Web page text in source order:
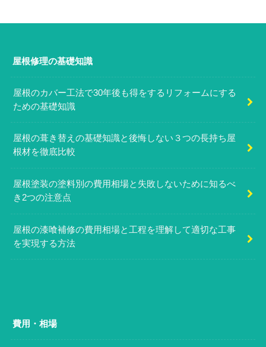
屋根修理の基礎知識
屋根のカバー工法で30年後も得をするリフォームにする
ための基礎知識
屋根の葺き替えの基礎知識と後悔しない３つの長持ち屋
根材を徹底比較
屋根塗装の塗料別の費用相場と失敗しないために知るべ
き2つの注意点
屋根の漆喰補修の費用相場と工程を理解して適切な工事
を実現する方法
費用・相場